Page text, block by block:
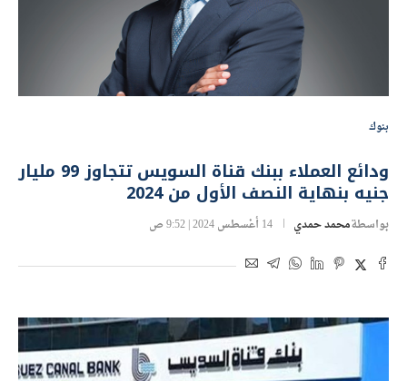
بنوك
ودائع العملاء ببنك قناة السويس تتجاوز 99 مليار
جنيه بنهاية النصف الأول من 2024
بواسطةمحمد حمدي 14 أغسطس 2024 | 9:52 ص